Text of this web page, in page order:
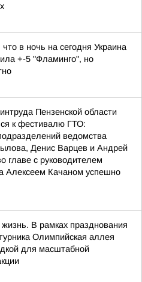
в ночь на сегодня Украина
+-5 "Фламинго", но
Пензенской области
к фестивалю ГТО:
ведомства
Денис Варцев и Андрей
главе с руководителем
Алексеем Качаном успешно
В рамках празднования
Олимпийская аллея
для масштабной